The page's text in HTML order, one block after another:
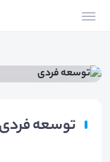
توسعه فردی